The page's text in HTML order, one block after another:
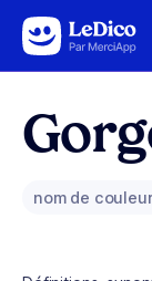
Aller au contenu
nom de